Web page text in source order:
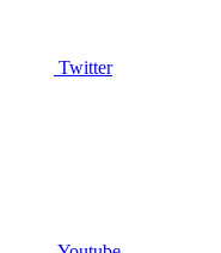
Twitter